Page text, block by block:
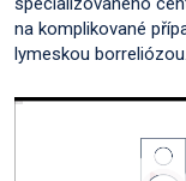
na komplikované
lymeskou borreliózou.